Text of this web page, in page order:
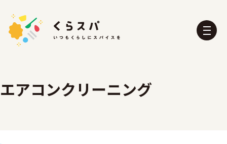
エアコンクリーニング